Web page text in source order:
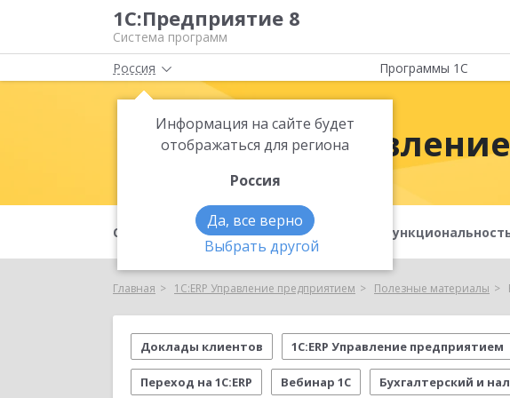
1С:Предприятие 8
Система программ
Россия
Информация на сайте будет
отображаться для региона
Россия
Да, все верно
Выбрать другой
Программы 1С
1С:ERP
О продукте Преимущества
Главная 1С:ERP Управление предприятием Полезные материалы
Доклады клиентов 1С:ERP Управление предприятием
Переход на 1C:ERP Вебинар 1С Бухгалтерский и